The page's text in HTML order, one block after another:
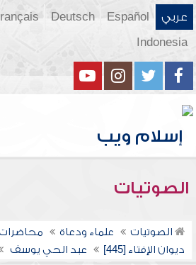
عربي Español
Deutsch
Indonesia
الصوتيات
الصوتيات علماء ودعاة
ديوان الإفتاء [445]
عبد الحي يوسف